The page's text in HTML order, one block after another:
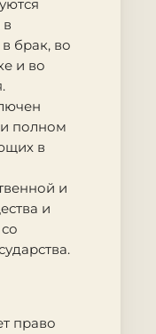
брак, во
и во
полном
в
и
и
право